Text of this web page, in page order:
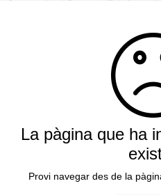
La pàgina que ha
Provi navegar des de la